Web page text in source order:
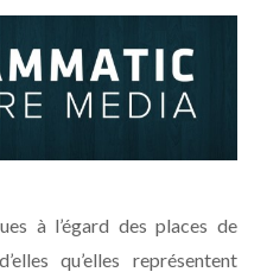
à l’égard des places de
qu’elles représentent